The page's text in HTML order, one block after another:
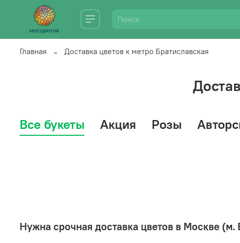
Главная Доставка цветов к метро Братиславская
Все букеты Акция Розы
Нужна срочная доставка цветов в Москве (м.